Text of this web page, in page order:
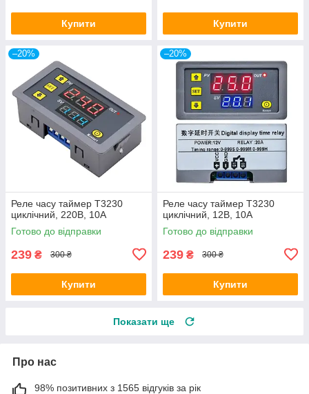
Купити Купити
–20%
Реле часу таймер T3230
циклічний, 220В, 10А
Готово до відправки
239 ₴ 300 ₴
Купити
–20%
Реле часу таймер T3230
циклічний, 12В, 10А
Готово до відправки
239 ₴ 300 ₴
Купити
Показати ще
Про нас
98% позитивних з 1565 відгуків за рік